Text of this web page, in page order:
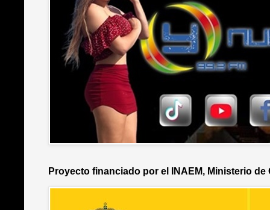
Proyecto financiado por el INAEM, Ministerio de